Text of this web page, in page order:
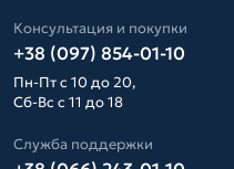
Консультация и покупки
+38 (097) 854-01-10
Пн-Пт с 10 до 20,
Сб-Вс с 11 до 18
Служба поддержки